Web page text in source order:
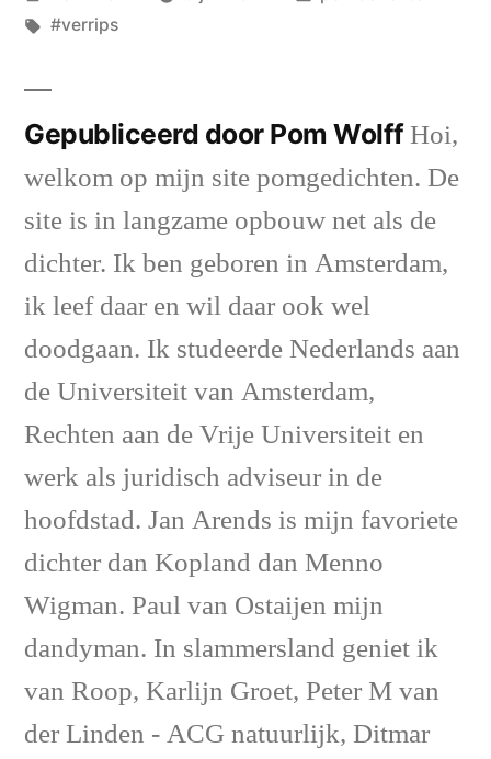
door
Tags:
#verrips
Gepubliceerd door Pom WolffHoi,
welkom op mijn site pomgedichten. De
site is in langzame opbouw net als de
dichter. Ik ben geboren in Amsterdam,
ik leef daar en wil daar ook wel
doodgaan. Ik studeerde Nederlands aan
de Universiteit van Amsterdam,
Rechten aan de Vrije Universiteit en
werk als juridisch adviseur in de
hoofdstad. Jan Arends is mijn favoriete
dichter dan Kopland dan Menno
Wigman. Paul van Ostaijen mijn
dandyman. In slammersland geniet ik
van Roop, Karlijn Groet, Peter M van
der Linden - ACG natuurlijk, Ditmar